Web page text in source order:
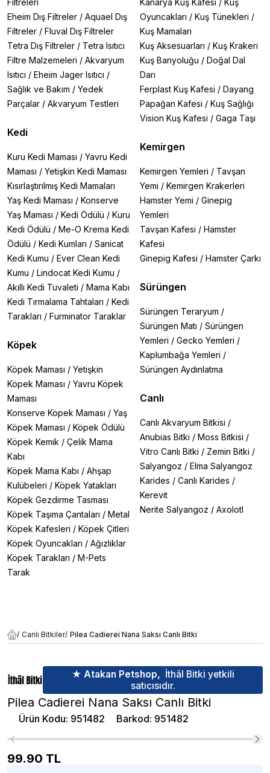
Filtreleri
Eheim Dış Filtreler / Aquael Dış
Filtreler / Fluval Dış Filtreler
Tetra Dış Filtreler / Tetra Isıtıcı
Filtre Malzemeleri / Akvaryum
Isıtıcı / Eheim Jager Isıtıcı /
Sağlık ve Bakım / Yedek
Parçalar / Akvaryum Testleri
Kedi
Kuru Kedi Maması / Yavru Kedi
Maması / Yetişkin Kedi Maması
Kısırlaştırılmış Kedi Mamaları
Yaş Kedi Maması / Konserve
Yaş Maması / Kedi Ödülü / Kuru
Kedi Ödülü / Me-O Krema Kedi
Ödülü / Kedi Kumları / Sanicat
Kedi Kumu / Ever Clean Kedi
Kumu / Lindocat Kedi Kumu /
Akıllı Kedi Tuvaleti / Mama Kabı
Kedi Tırmalama Tahtaları / Kedi
Tarakları / Furminator Taraklar
Köpek
Köpek Maması / Yetişkin
Köpek Maması / Yavru Köpek
Maması
Konserve Köpek Maması / Yaş
Köpek Maması / Köpek Ödülü
Köpek Kemik / Çelik Mama
Kabı
Köpek Mama Kabı / Ahşap
Kulübeleri / Köpek Yatakları
Köpek Gezdirme Tasması
Köpek Taşıma Çantaları / Metal
Köpek Kafesleri / Köpek Çitleri
Köpek Oyuncakları / Ağızlıklar
Köpek Tarakları / M-Pets
Tarak
Kanarya Kuş Kafesi / Kuş
Oyuncakları / Kuş Tünekleri /
Kuş Mamaları
Kuş Aksesuarları / Kuş Krakeri
Kuş Banyoluğu / Doğal Dal
Darı
Ferplast Kuş Kafesi / Dayang
Papağan Kafesi / Kuş Sağlığı
Vision Kuş Kafesi / Gaga Taşı
Kemirgen
Kemirgen Yemleri / Tavşan
Yemi / Kemirgen Krakerleri
Hamster Yemi / Ginepig
Yemleri
Tavşan Kafesi / Hamster
Kafesi
Ginepig Kafesi / Hamster Çarkı
Sürüngen
Sürüngen Teraryum /
Sürüngen Matı / Sürüngen
Yemleri / Gecko Yemleri /
Kaplumbağa Yemleri /
Sürüngen Aydınlatma
Canlı
Canlı Akvaryum Bitkisi /
Anubias Bitki / Moss Bitkisi /
Vitro Canlı Bitki / Zemin Bitki /
Salyangoz / Elma Salyangoz
Karides / Canlı Karides /
Kerevit
Nerite Salyangoz / Axolotl
/ Canlı Bitkiler/ Pilea Cadierei Nana Saksı Canlı Bitki
★ Atakan Petshop, İthâl Bitki yetkili
satıcısıdır.
Pilea Cadierei Nana Saksı Canlı Bitki
Ürün Kodu: 951482 Barkod: 951482
99.90 TL